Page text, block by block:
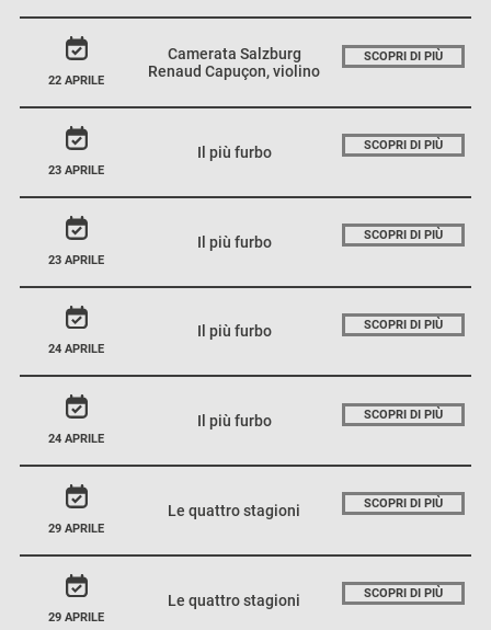
22 APRILE
Camerata Salzburg
Renaud Capuçon, violino
SCOPRI DI PIÙ
23 APRILE
Il più furbo SCOPRI DI PIÙ
23 APRILE
Il più furbo SCOPRI DI PIÙ
24 APRILE
Il più furbo SCOPRI DI PIÙ
24 APRILE
Il più furbo SCOPRI DI PIÙ
29 APRILE
Le quattro stagioni SCOPRI DI PIÙ
29 APRILE
Le quattro stagioni SCOPRI DI PIÙ